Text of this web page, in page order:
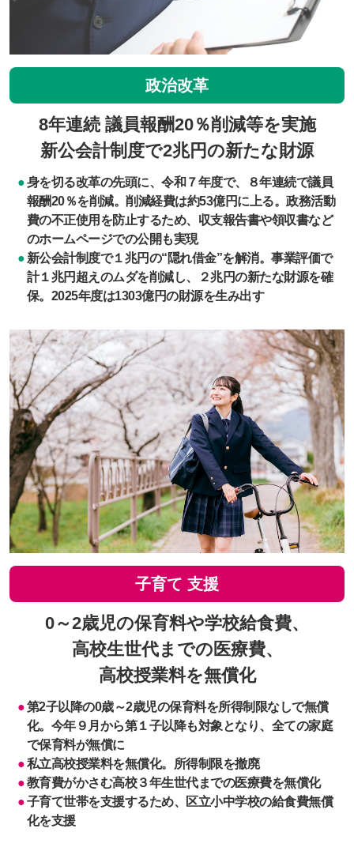
政治改革
8年連続 議員報酬20％削減等を実施
新公会計制度で2兆円の新たな財源
身を切る改革の先頭に、令和７年度で、８年連続で議員
報酬20％を削減。削減経費は約53億円に上る。政務活動
費の不正使用を防止するため、収支報告書や領収書など
のホームページでの公開も実現
新公会計制度で１兆円の“隠れ借金”を解消。事業評価で
計１兆円超えのムダを削減し、２兆円の新たな財源を確
保。2025年度は1303億円の財源を生み出す
子育て 支援
0～2歳児の保育料や学校給食費、
高校生世代までの医療費、
高校授業料を無償化
第2子以降の0歳～2歳児の保育料を所得制限なしで無償
化。今年９月から第１子以降も対象となり、全ての家庭
で保育料が無償に
私立高校授業料を無償化。所得制限を撤廃
教育費がかさむ高校３年生世代までの医療費を無償化
子育て世帯を支援するため、区立小中学校の給食費無償
化を支援